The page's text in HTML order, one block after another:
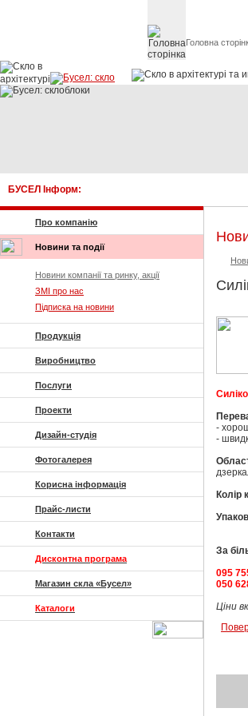
Головна
БУСЕЛ Інформ:
Про компанію
Новини та події
Новини компанії та ринку, акції
ЗМІ про нас
Підписка на новини
Продукція
Виробництво
Послуги
Проекти
Дизайн-студія
Фотогалерея
Корисна інформація
Прайс-листи
Контакти
Дисконтна програма
Магазин скла «Бусел»
Каталоги
-
-
Колір
За
095
050
Ціни